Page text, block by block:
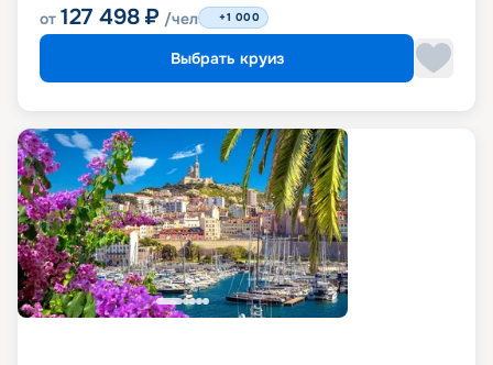
от 127 498 ₽ /чел +1 000
Выбрать круиз